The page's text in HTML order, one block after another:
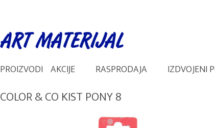
PROIZVODI AKCIJE RASPRODAJA IZDVOJENI
COLOR & CO KIST PONY 8